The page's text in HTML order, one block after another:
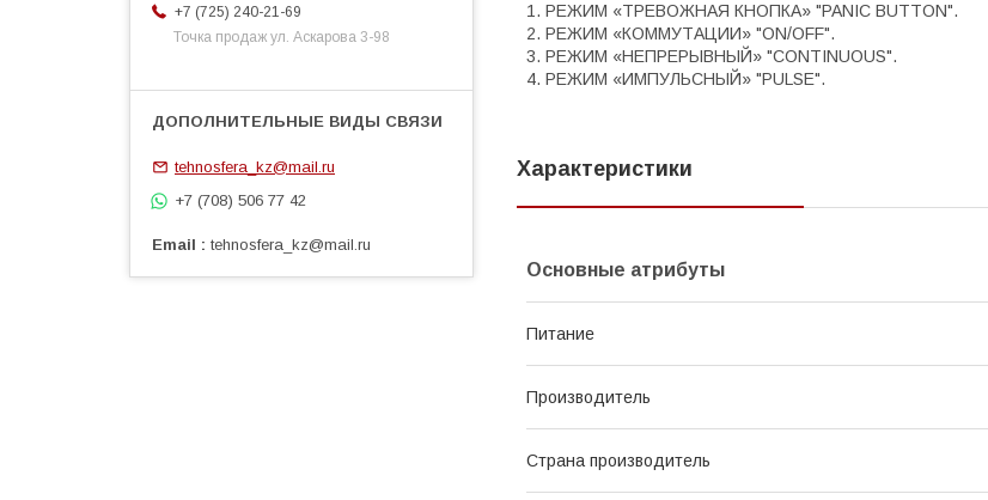
1. РЕЖИМ «ТРЕВОЖНАЯ КНОПКА» "PANIC BUTTON".
2. РЕЖИМ «КОММУТАЦИИ» "ON/OFF".
3. РЕЖИМ «НЕПРЕРЫВНЫЙ» "CONTINUOUS".
4. РЕЖИМ «ИМПУЛЬСНЫЙ» "PULSE".
Характеристики
Основные атрибуты
Питание
Производитель
Страна производитель
+7 (725) 240-21-69
Точка продаж ул. Аскарова 3-98
tehnosfera_kz@mail.ru
+7 (708) 506 77 42
Email tehnosfera_kz@mail.ru